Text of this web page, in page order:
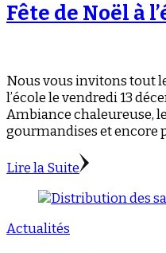
Fête de Noël à
Nous vous invitons tout
l’école le vendredi 13
Ambiance chaleureuse,
gourmandises et encore
Lire la Suite
Actualités